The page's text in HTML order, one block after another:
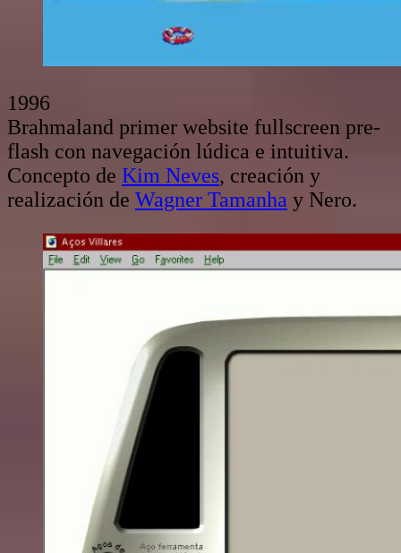
1996
Brahmaland primer website fullscreen pre-
flash con navegación lúdica e intuitiva.
Concepto de Kim Neves, creación y
realización de Wagner Tamanha y Nero.